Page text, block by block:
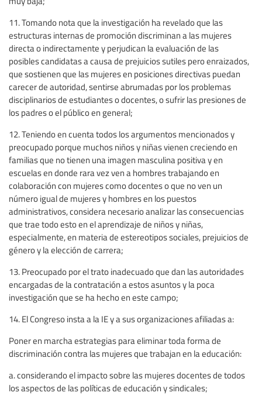
11. Tomando nota que la investigación ha revelado que las
estructuras internas de promoción discriminan a las mujeres
directa o indirectamente y perjudican la evaluación de las
posibles candidatas a causa de prejuicios sutiles pero enraizados,
que sostienen que las mujeres en posiciones directivas puedan
carecer de autoridad, sentirse abrumadas por los problemas
disciplinarios de estudiantes o docentes, o sufrir las presiones de
los padres o el público en general;
12. Teniendo en cuenta todos los argumentos mencionados y
preocupado porque muchos niños y niñas vienen creciendo en
familias que no tienen una imagen masculina positiva y en
escuelas en donde rara vez ven a hombres trabajando en
colaboración con mujeres como docentes o que no ven un
número igual de mujeres y hombres en los puestos
administrativos, considera necesario analizar las consecuencias
que trae todo esto en el aprendizaje de niños y niñas,
especialmente, en materia de estereotipos sociales, prejuicios de
género y la elección de carrera;
13. Preocupado por el trato inadecuado que dan las autoridades
encargadas de la contratación a estos asuntos y la poca
investigación que se ha hecho en este campo;
14. El Congreso insta a la IE y a sus organizaciones afiliadas a:
Poner en marcha estrategias para eliminar toda forma de
discriminación contra las mujeres que trabajan en la educación:
a. considerando el impacto sobre las mujeres docentes de todos
los aspectos de las políticas de educación y sindicales;